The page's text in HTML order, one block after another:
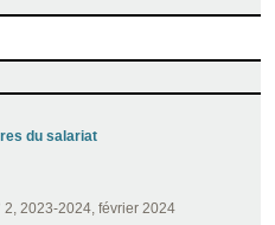
du salariat
2, 2023-2024, février 2024